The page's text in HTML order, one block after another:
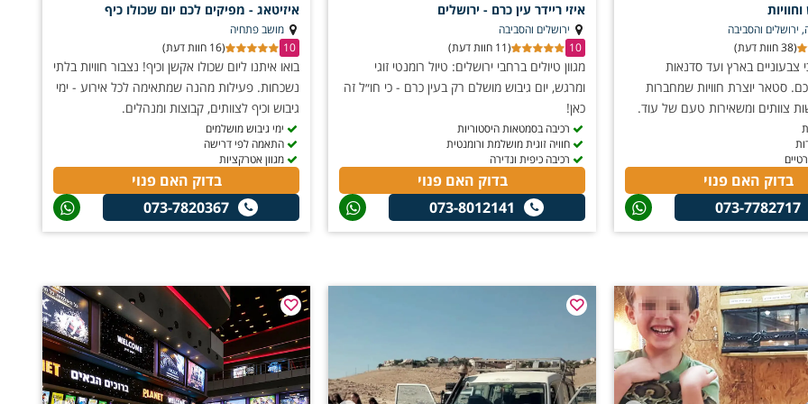
חוויות בירושלים לילדים
- שתשלב הנאה ולמידה, מומלץ לבקר במוזיאון המדע שזו חוויה מרתקת המעסיקה את הילדים לשעות
ההיסטוריה והאווירה הייחודית -
אל תחמיצו סיור מודרך במסגרת אטרקציות בעיר העתיקה, המשלבת סמטאות ציוריות וסיפורי עבר
מחפשים קולינריה ואווירה תוססת -אטרקציות בשוק מחנה יהודה הן הבחירה המושלמת, במיוחד בסיורי אוכל מודרכים או בשעות
הופך למוקד בילוי צעיר וחי.
שכונות שונות וערים שסובבות את ירושלים כמו מעלה אדומים למשל. ישנן אטרקציות במעלה אדומים כמו המג'יק קאס לדוגמא, שיכולות להפתיע אתכם
מודרניים וסופר אטרקטיביים לילדים.
ירושלים והסביבה
(38 חוות דעת)
צבעוניים בארץ ועד סדנאות
סטאר יוצרת חוויות שמחברות
צוותים ומשאירות טעם של עוד.
בדוק האם פנוי
073-7782717
איזי ריידר עין כרם - ירושלים
ירושלים והסביבה
10
(11 חוות דעת)
מגוון טיולים ברחבי ירושלים: טיול רומנטי זוגי
ומרגש, יום גיבוש מושלם רק בעין כרם - כי חו״ל זה
כאן!
רכיבה בסמטאות היסטוריות
חוויה זוגית מושלמת ורומנטית
רכיבה כיפית ונדירה
בדוק האם פנוי
073-8012141
איזיטאג - מפיקים לכם יום שכולו כיף
מושב פתחיה
10
(16 חוות דעת)
בואו איתנו ליום שכולו אקשן וכיף! נצבור חוויות בלתי
נשכחות. פעילות מהנה שמתאימה לכל אירוע - ימי
גיבוש וכיף לצוותים, קבוצות ומנהלים.
ימי גיבוש מושלמים
התאמה לפי דרישה
מגוון אטרקציות
בדוק האם פנוי
073-7820367